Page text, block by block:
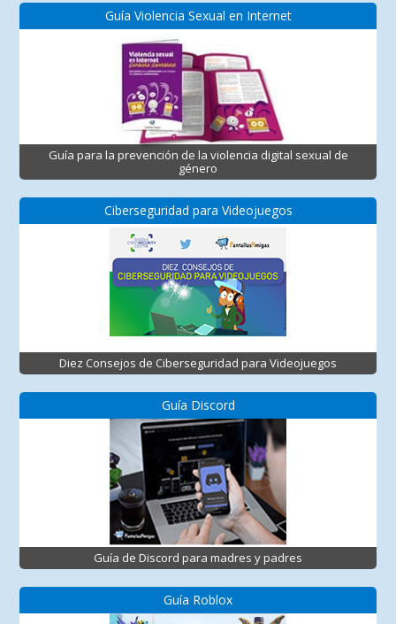
Guía Violencia Sexual en Internet
Guía para la prevención de la violencia digital sexual de
género
Ciberseguridad para Videojuegos
Diez Consejos de Ciberseguridad para Videojuegos
Guía Discord
Guía de Discord para madres y padres
Guía Roblox